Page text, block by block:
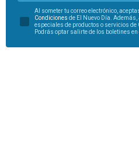
Al someter tu correo electrónico,
Condiciones de El Nuevo Día.
especiales de productos o servicios de
Podrás optar salirte de los boletines